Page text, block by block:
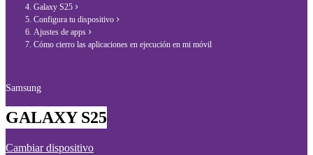
Galaxy S25
Configura tu dispositivo
Ajustes de apps
Cómo cierro las aplicaciones en ejecución en mi móvil
Samsung
GALAXY S25
Cambiar dispositivo